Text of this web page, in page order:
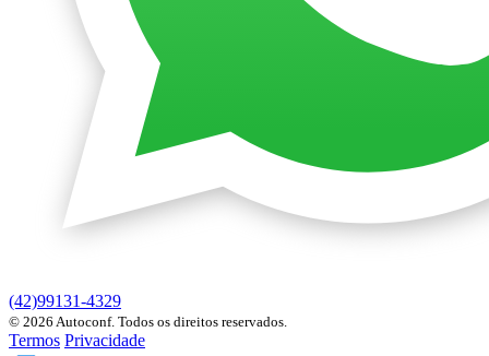
(42)99131-4329
© 2026 Autoconf. Todos os direitos reservados.
Termos Privacidade